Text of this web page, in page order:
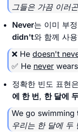
그들은 가끔 이러
Never는 이미 부
didn't와 함께 사
❌ He doesn't
✅ He never
정확한 빈도 표현
에 한 번, 한 달에
We go swimming
우리는 한 달에 두